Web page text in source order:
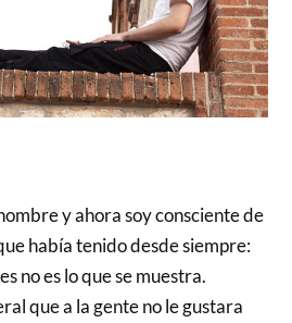
y ahora soy consciente de
había tenido desde siempre:
no es lo que se muestra.
que a la gente no le gustara